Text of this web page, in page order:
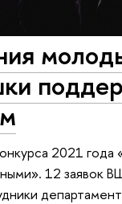
2021 года
12 заявок